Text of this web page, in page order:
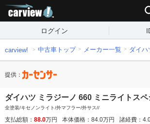
ログイン
carview! 中古車トップ メーカー一覧 ダイハ
提供：
ダイハツ ミラジーノ 660 ミニライトス
全塗装/キセノンライト/外マフラー/外サス//
支払総額： 88.0万円 本体価格： 84.0万円 諸経費：